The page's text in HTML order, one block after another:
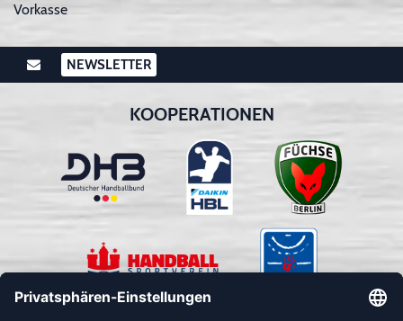
Vorkasse
NEWSLETTER
KOOPERATIONEN